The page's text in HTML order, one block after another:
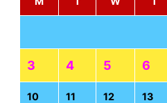
3 4 5 6
10 11 12 13